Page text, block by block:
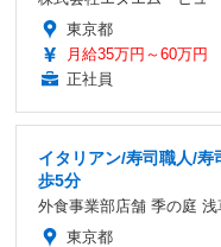
東京都
月給35万円～60万円
正社員
イタリアン/寿司職人/
歩5分
外食事業部店舗 季の庭 浅
東京都